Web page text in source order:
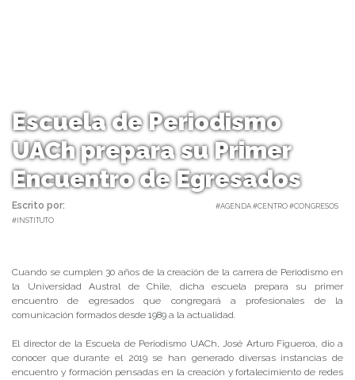
Escuela de Periodismo
UACh prepara su Primer
Encuentro de Egresados
Escrito por:
#AGENDA #CENTRO #CONGRESOS
#INSTITUTO
Cuando se cumplen 30 años de la creación de la carrera de Periodismo en
la Universidad Austral de Chile, dicha escuela prepara su primer
encuentro de egresados que congregará a profesionales de la
comunicación formados desde 1989 a la actualidad.
El director de la Escuela de Periodismo UACh, José Arturo Figueroa, dio a
conocer que durante el 2019 se han generado diversas instancias de
encuentro y formación pensadas en la creación y fortalecimiento de redes